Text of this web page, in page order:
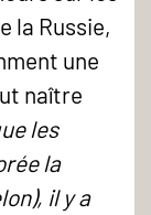
la Russie,
une
naître
les
la
il y a